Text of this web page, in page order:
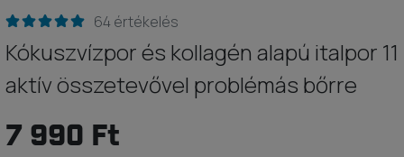
64 értékelés
Kókuszvízpor és kollagén alapú italpor 11
aktív összetevővel problémás bőrre
7 990 Ft